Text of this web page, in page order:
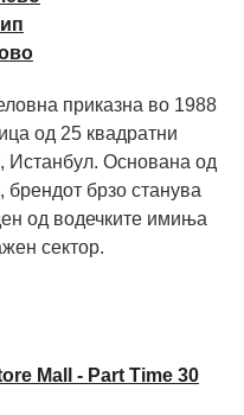
приказна во 1988
од 25 квадратни
Истанбул. Основана од
брзо станува
од водечките имиња
сектор.
Mall - Part Time 30